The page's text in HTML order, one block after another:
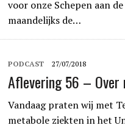
voor onze Schepen aan
maandelijks de…
PODCAST 27/07/2018
Aflevering 56 – Over
Vandaag praten wij met
metabole ziekten in het